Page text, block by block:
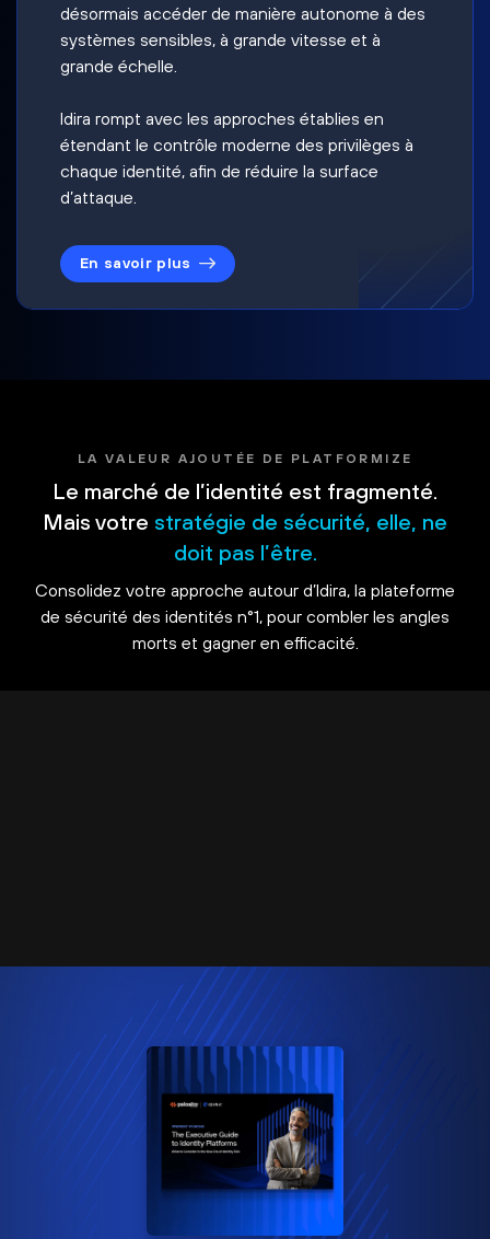
désormais accéder de manière autonome à des
systèmes sensibles, à grande vitesse et à
grande échelle.
Idira rompt avec les approches établies en
étendant le contrôle moderne des privilèges à
chaque identité, afin de réduire la surface
d’attaque.
En savoir plus
LA VALEUR AJOUTÉE DE PLATFORMIZE
Le marché de l’identité est fragmenté.
Mais votre stratégie de sécurité, elle, ne
doit pas l’être.
Consolidez votre approche autour d’Idira, la plateforme
de sécurité des identités n°1, pour combler les angles
morts et gagner en efficacité.